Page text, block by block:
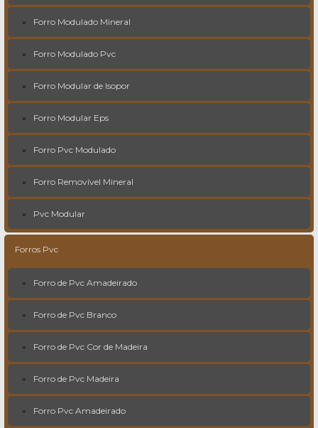
Forro Modulado Mineral
Forro Modulado Pvc
Forro Modular de Isopor
Forro Modular Eps
Forro Pvc Modulado
Forro Removível Mineral
Pvc Modular
Forros Pvc
Forro de Pvc Amadeirado
Forro de Pvc Branco
Forro de Pvc Cor de Madeira
Forro de Pvc Madeira
Forro Pvc Amadeirado